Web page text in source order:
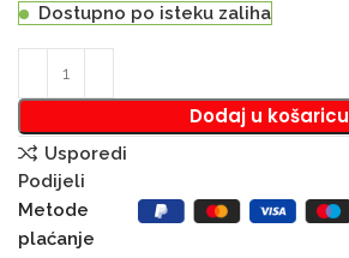
Dostupno po isteku zaliha
Dodaj u košaricu
Usporedi
Podijeli
Metode
plaćanje